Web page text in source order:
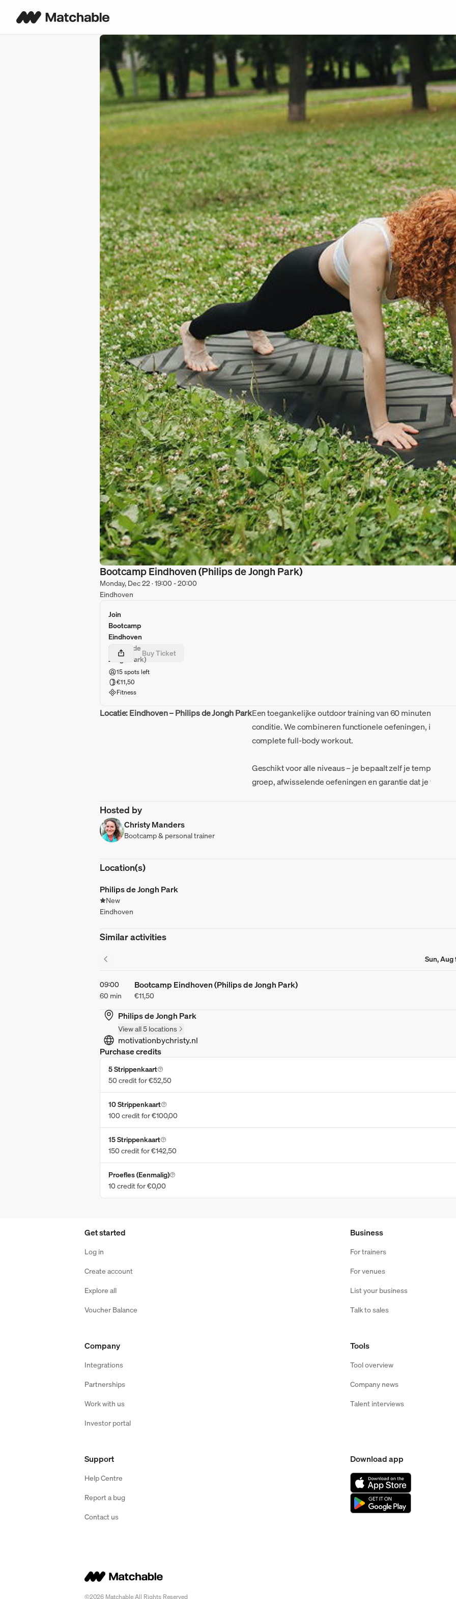
Bootcamp Eindhoven (Philips de Jongh Park)
Monday, Dec 22 · 19:00 - 20:00
Eindhoven
Join
Bootcamp
Eindhoven
(Philips de
Jongh Park)
15 spots left
€11,50
Fitness
Buy Ticket
Locatie: Eindhoven – Philips de Jongh ParkEen toegankelijke outdoor training van 60 minuten
conditie. We combineren functionele oefeningen,
complete full-body workout.
Geschikt voor alle niveaus – je bepaalt zelf je tempo en
groep, afwisselende oefeningen en garantie dat je flink
Hosted by
Christy Manders
Bootcamp & personal trainer
Location(s)
Philips de Jongh Park
New
Eindhoven
Similar activities
Sun, Aug
09:00
60 min
Bootcamp Eindhoven (Philips de Jongh Park)
€11,50
Philips de Jongh Park
View all 5 locations
motivationbychristy.nl
Purchase credits
5 Strippenkaart
50 credit for €52,50
10 Strippenkaart
100 credit for €100,00
15 Strippenkaart
150 credit for €142,50
Proefles (Eenmalig)
10 credit for €0,00
Get started
Log in
Create account
Explore all
Voucher Balance
Business
For trainers
For venues
List your business
Talk to sales
Company
Integrations
Partnerships
Work with us
Investor portal
Tools
Tool overview
Company news
Talent interviews
Support
Help Centre
Report a bug
Contact us
Download app
©2026 Matchable All Rights Reserved